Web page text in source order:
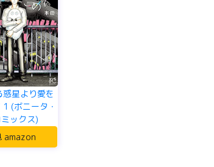
惑星より愛を
1 (ボニータ・
ミックス)
amazon